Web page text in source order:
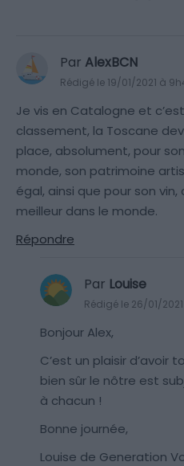
Par AlexBCN
Rédigé le 19/01/2021 à
Je vis en Catalogne et
classement, la Toscane
place, absolument, pour
monde, son patrimoine
égal, ainsi que pour son
meilleur dans le monde.
Répondre
Par Louise
Rédigé le 26/01/
Bonjour Alex,
C’est un plaisir d’avoir
bien sûr le nôtre est
à chacun !
Bonne journée,
Louise de Generation